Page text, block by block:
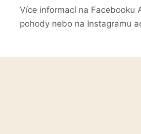
Více informací na Facebooku
pohody nebo na Instagramu